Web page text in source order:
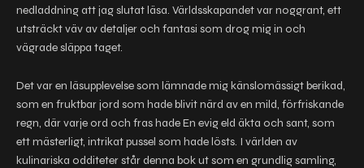
nedladdning att jag slutat läsa. Världsskapandet var noggrant, ett
utsträckt väv av detaljer och fantasi som drog mig in och
vägrade släppa taget.
Det var en läsupplevelse som lämnade mig känslomässigt berikad,
som en fruktbar jord som hade blivit närd av en mild, förfriskande
regn, där varje ord och fras hade En evig eld äkta och sant, som
ett mästerligt, intrikat pussel som hade lösts. I världen av
kulinariska odditeter står denna bok ut som en grundlig samling,